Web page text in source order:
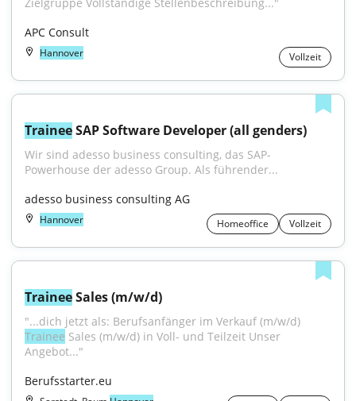
APC Consult
Hannover Vollzeit
Trainee SAP Software Developer (all genders)
Wir sind adesso business consulting, das SAP-
Powerhouse der adesso Group. Als führender...
adesso business consulting AG
Hannover Homeoffice Vollzeit
Trainee Sales (m/w/d)
Trainee Sales (m/w/d) in Voll- und Teilzeit Unser
Angebot..."
Berufsstarter.eu